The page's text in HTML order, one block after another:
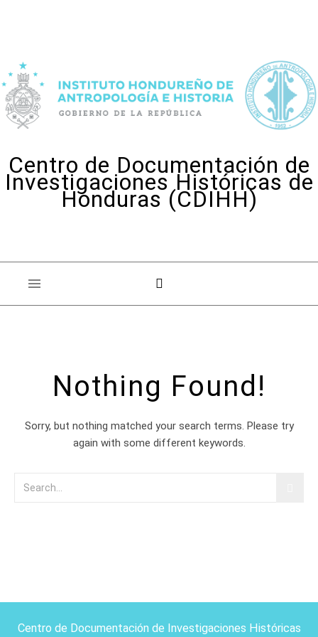
Centro de Documentación de
Investigaciones Históricas de
Honduras (CDIHH)
Nothing Found!
Sorry, but nothing matched your search terms. Please try
again with some different keywords.
Centro de Documentación de Investigaciones Históricas